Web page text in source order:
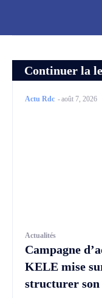
Continuer la
Actu Rdc -août 7, 2026
Actualités
Campagne
KELE mise
structurer son